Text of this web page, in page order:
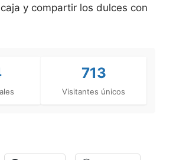
y compartir los dulces con
713
Visitantes únicos